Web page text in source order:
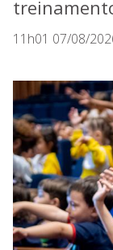
11h01 07/08/